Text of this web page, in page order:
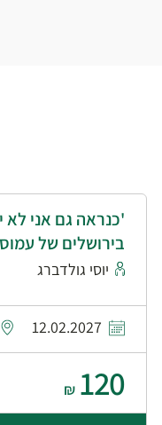
'כנראה גם אני לא
בירושלים של
יוסי גולדברג
12.02.2027
120
₪